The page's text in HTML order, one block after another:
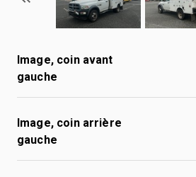
Image, coin avant
gauche
Image, coin arrière
gauche